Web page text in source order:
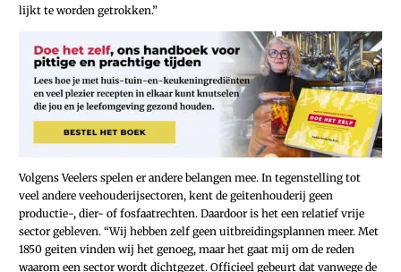
lijkt te worden getrokken.”
Volgens Veelers spelen er andere belangen mee. In tegenstelling tot
veel andere veehouderijsectoren, kent de geitenhouderij geen
productie-, dier- of fosfaatrechten. Daardoor is het een relatief vrije
sector gebleven. “Wij hebben zelf geen uitbreidingsplannen meer. Met
1850 geiten vinden wij het genoeg, maar het gaat mij om de reden
waarom een sector wordt dichtgezet. Officieel gebeurt dat vanwege de